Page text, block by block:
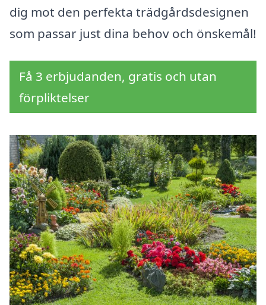
dig mot den perfekta trädgårdsdesignen
som passar just dina behov och önskemål!
Få 3 erbjudanden, gratis och utan
förpliktelser